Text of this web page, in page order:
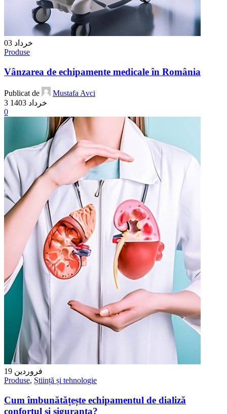
03 خرداد
Produse
Vânzarea de echipamente medicale în România
Publicat de
Mustafa Avci
3 خرداد 1403
0
19 فروردین
Produse, Știință și tehnologie
Cum îmbunătățește echipamentul de dializă
confortul și siguranța?